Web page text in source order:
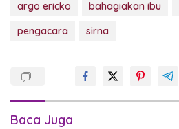
argo ericko bahagiakan ibu
pengacara
sirna
Baca Juga